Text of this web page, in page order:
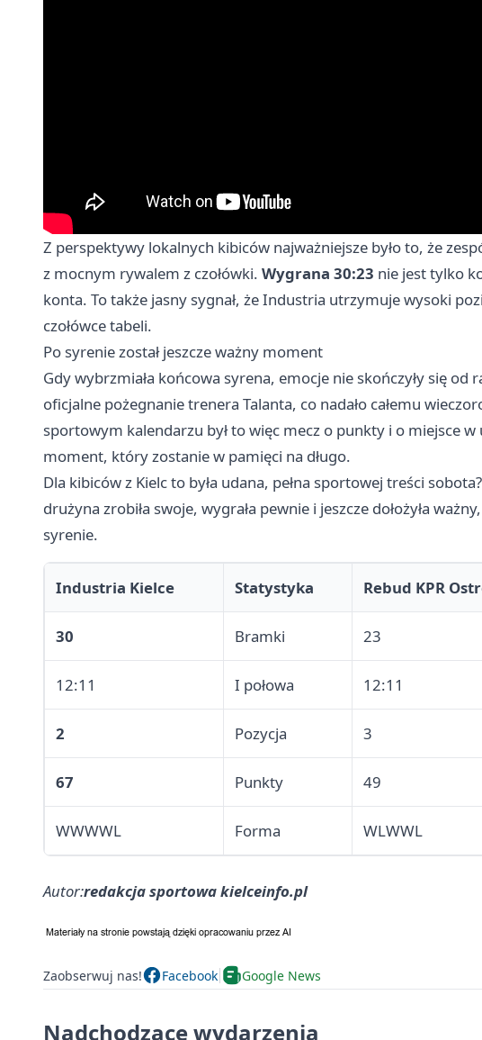
Z perspektywy lokalnych kibiców najważniejsze było to, że
z mocnym rywalem z czołówki. Wygrana 30:23 nie jest tylko
konta. To także jasny sygnał, że Industria utrzymuje wysoki
czołówce tabeli.
Po syrenie został jeszcze ważny moment
Gdy wybrzmiała końcowa syrena, emocje nie skończyły się od
oficjalne pożegnanie trenera Talanta, co nadało całemu
sportowym kalendarzu był to więc mecz o punkty i o miejsce w
moment, który zostanie w pamięci na długo.
Dla kibiców z Kielc to była udana, pełna sportowej treści
drużyna zrobiła swoje, wygrała pewnie i jeszcze dołożyła
syrenie.
Industria Kielce Statystyka Rebud KPR
30 Bramki 23
12:11 I połowa 12:11
2 Pozycja 3
67 Punkty 49
WWWWL Forma WLWWL
Autor:redakcja sportowa kielceinfo.pl
Zaobserwuj nas! Facebook Google News
Nadchodzące wydarzenia